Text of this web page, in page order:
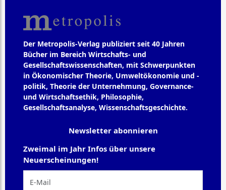
Der Metropolis-Verlag publiziert seit 40 Jahren
Bücher im Bereich Wirtschafts- und
Gesellschaftswissenschaften, mit Schwerpunkten
in Ökonomischer Theorie, Umweltökonomie und -
politik, Theorie der Unternehmung, Governance-
und Wirtschaftsethik, Philosophie,
Gesellschaftsanalyse, Wissenschaftsgeschichte.
Newsletter abonnieren
Zweimal im Jahr Infos über unsere
Neuerscheinungen!